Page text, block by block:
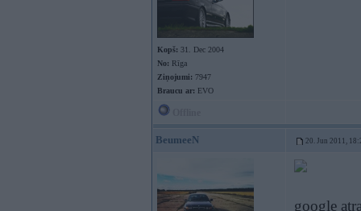
Kopš: 31. Dec 2004
No: Rīga
Ziņojumi: 7947
Braucu ar: EVO
BeumeeN 20. Jun 2011,
google